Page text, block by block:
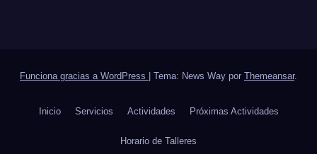
Funciona gracias a WordPress Tema: News Way por Themeansar.
Inicio Servicios Actividades Próximas Actividades
Horario de Talleres